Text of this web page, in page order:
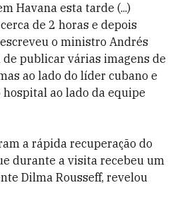
Havana esta tarde (...)
de 2 horas e depois
o ministro Andrés
publicar várias imagens de
ao lado do líder cubano e
ao lado da equipe
a rápida recuperação do
durante a visita recebeu um
Dilma Rousseff, revelou